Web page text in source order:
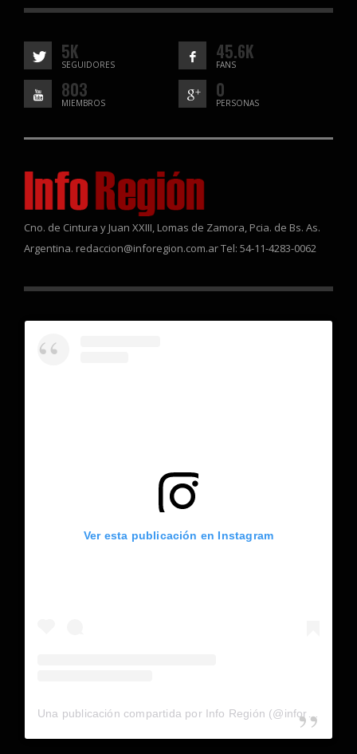
5K
SEGUIDORES
45.6K
FANS
803
MIEMBROS
0
PERSONAS
Cno. de Cintura y Juan XXIII, Lomas de Zamora, Pcia. de Bs. As.
Argentina. redaccion@inforegion.com.ar Tel: 54-11-4283-0062
Ver esta publicación en Instagram
Una publicación compartida por Info Región (@inforegion_redes)